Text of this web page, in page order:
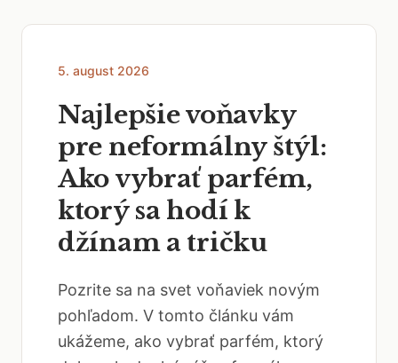
5. august 2026
Najlepšie voňavky
pre neformálny štýl:
Ako vybrať parfém,
ktorý sa hodí k
džínam a tričku
Pozrite sa na svet voňaviek novým
pohľadom. V tomto článku vám
ukážeme, ako vybrať parfém, ktorý